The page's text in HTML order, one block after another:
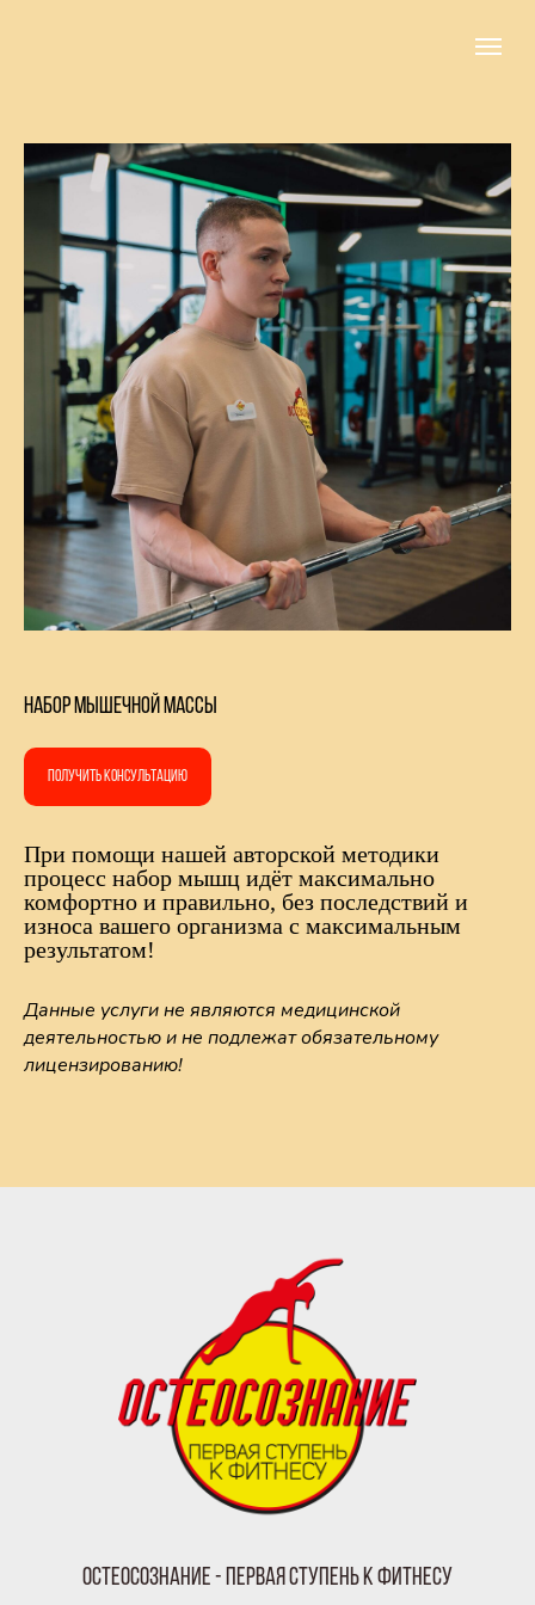
Набор мышечной массы
Получить консультацию
При помощи нашей авторской методики
процесс набор мышц идёт максимально
комфортно и правильно, без последствий и
износа вашего организма с максимальным
результатом!
Данные услуги не являются медицинской
деятельностью и не подлежат обязательному
лицензированию!
Остеосознание - первая ступень к фитнесу